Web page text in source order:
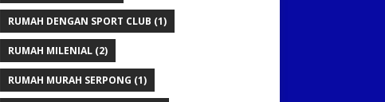
RUMAH DENGAN SPORT CLUB (1)
RUMAH MILENIAL(2)
RUMAH MURAH SERPONG (1)